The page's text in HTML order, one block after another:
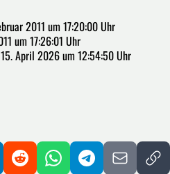
2011 um 17:20:00 Uhr
um 17:26:01 Uhr
April 2026 um 12:54:50 Uhr